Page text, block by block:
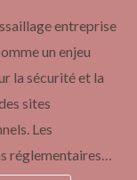
entreprise
un enjeu
la sécurité et la
sites
Les
réglementaires…